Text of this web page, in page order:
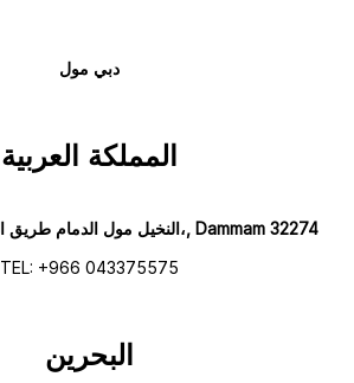
دبي مول
المملكة العربية
النخيل مول الدمام طريق الملك فهد، حي المنار،, Dammam 32274
TEL: +966 043375575
البحرين